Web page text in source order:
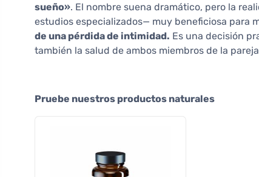
sueño». El nombre suena dramático, pero la
estudios especializados— muy beneficiosa para
de una pérdida de intimidad. Es una decisión
también la salud de ambos miembros de la
Pruebe nuestros productos naturales